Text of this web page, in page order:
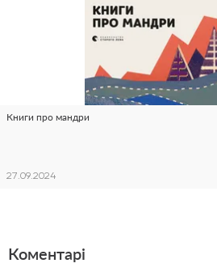
Книги про мандри
27.09.2024
Коментарі